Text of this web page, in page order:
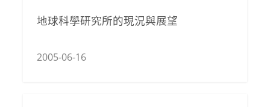
地球科學研究所的現況與展望
2005-06-16